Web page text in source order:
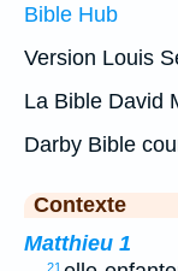
Bible Hub
Version Louis
La Bible David
Darby Bible
Contexte
Matthieu 1
21